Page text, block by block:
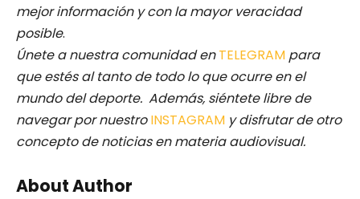
mejor información y con la mayor veracidad
posible.
Únete a nuestra comunidad enTELEGRAM para
que estés al tanto de todo lo que ocurre en el
mundo del deporte. Además, siéntete libre de
navegar por nuestro INSTAGRAM y disfrutar de otro
concepto de noticias en materia audiovisual.
About Author